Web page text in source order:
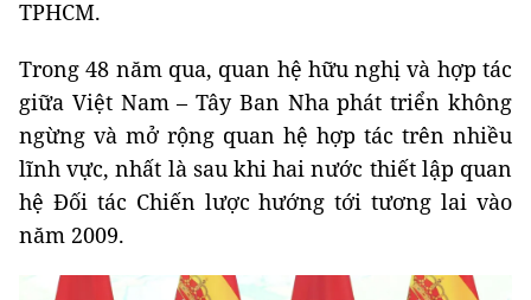
TPHCM.
Trong 48 năm qua, quan hệ hữu nghị và hợp tác
giữa Việt Nam – Tây Ban Nha phát triển không
ngừng và mở rộng quan hệ hợp tác trên nhiều
lĩnh vực, nhất là sau khi hai nước thiết lập quan
hệ Đối tác Chiến lược hướng tới tương lai vào
năm 2009.